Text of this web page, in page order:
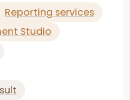
Reporting services
Studio